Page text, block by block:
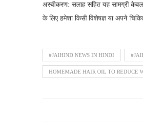
अस्वीकरण: सलाह सहित यह सामग्री केवल
के लिए हमेशा किसी विशेषज्ञ या अपने
#JAIHIND NEWS IN HINDI
HOMEMADE HAIR OIL TO REDUCE